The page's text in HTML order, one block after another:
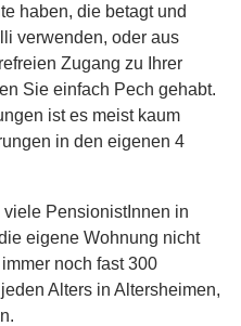
haben, die betagt und
verwenden, oder aus
Zugang zu Ihrer
Sie einfach Pech gehabt.
ist es meist kaum
in den eigenen 4
PensionistInnen in
eigene Wohnung nicht
noch fast 300
Alters in Altersheimen,